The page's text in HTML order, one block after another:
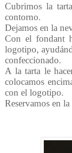
Cubrimos la
contorno.
Dejamos en la
Con el fondant
logotipo,
confeccionado.
A la tarta le
colocamos
con el logotipo.
Reservamos en